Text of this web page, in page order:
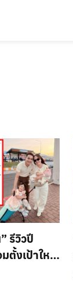
รีวิวปี
ตั้งเป้าใหม่